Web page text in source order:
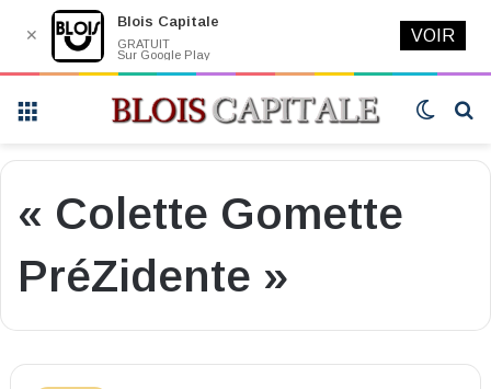
Switch
« Colette Gomette
PréZidente »
✕
Blois Capitale
GRATUIT
Sur Google Play
VOIR